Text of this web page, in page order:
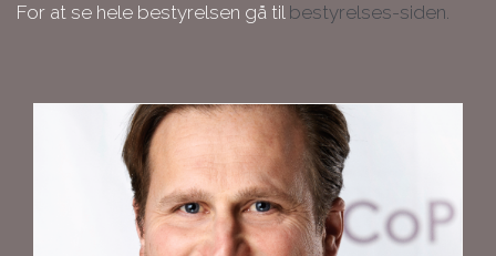
For at se hele bestyrelsen gå til bestyrelses-siden.